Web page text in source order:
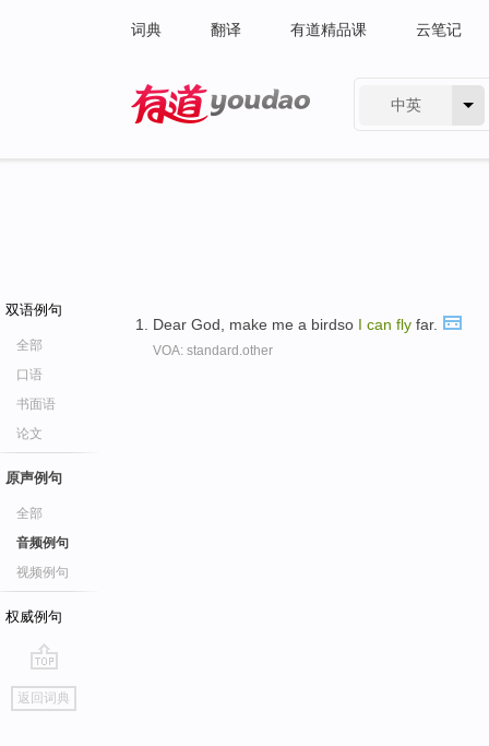
词典 翻译 有道精品课 云笔记
中英
双语例句
全部
口语
书面语
论文
原声例句
全部
音频例句
视频例句
权威例句
go
top
返回词典
Dear God, make me a birdso I can fly far.
VOA: standard.other